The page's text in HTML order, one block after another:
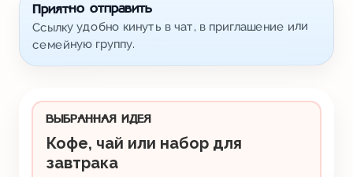
Приятно отправить
Ссылку удобно кинуть в чат, в приглашение или
семейную группу.
ВЫБРАННАЯ ИДЕЯ
Кофе, чай или набор для
завтрака